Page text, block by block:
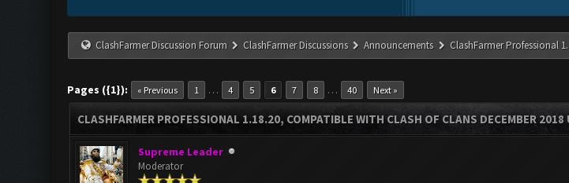
ClashFarmer Discussion Forum ClashFarmer Discussions Announcements ClashFarmer Professional
Pages ({1}): « Previous 1 … 4 5 6 7 8 … 40 Next »
CLASHFARMER PROFESSIONAL 1.18.20, COMPATIBLE WITH CLASH OF CLANS DECEMBER 2018
Supreme Leader
Moderator